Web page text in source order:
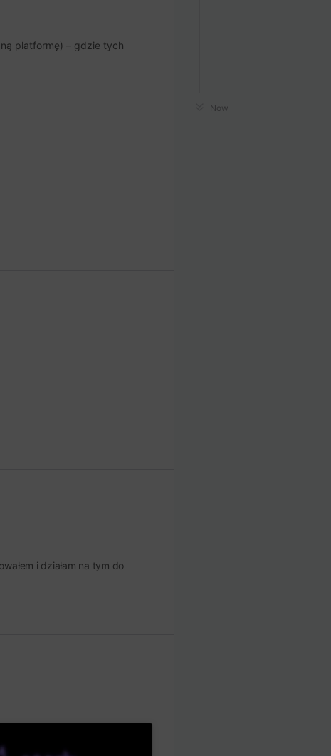
platformę) – gdzie tych
i działam na tym do
Now